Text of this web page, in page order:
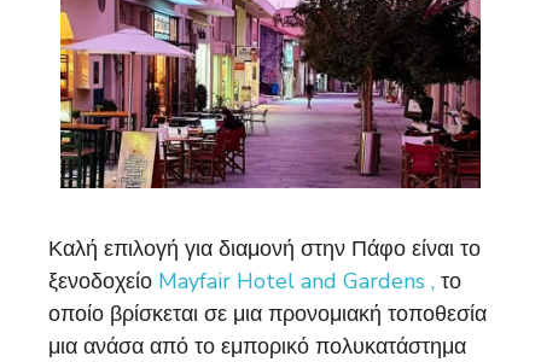
Καλή επιλογή για διαμονή στην Πάφο είναι το
ξενοδοχείο Mayfair Hotel and Gardens , το
οποίο βρίσκεται σε μια προνομιακή τοποθεσία
μια ανάσα από το εμπορικό πολυκατάστημα